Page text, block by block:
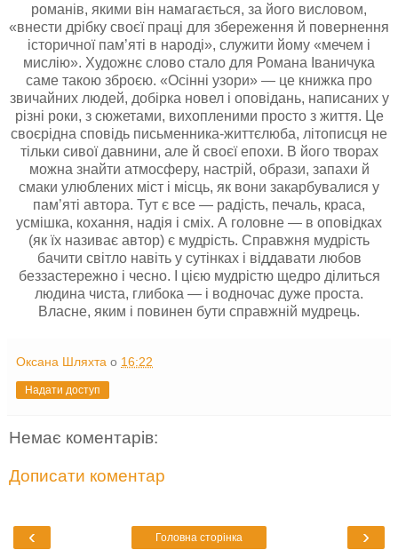
рома­нів, якими він намагається, за його висловом,
«внести дрібку своєї праці для збереження й повернення
історичної пам’яті в народі», служити йому «мечем і
мислію». Художнє слово стало для Романа Іваничука
саме такою зброєю. «Осінні узори» — це книжка про
звичайних людей, добірка новел і оповідань, написаних у
різні роки, з сюжетами, вихопленими просто з життя. Це
своєрідна сповідь письменника-життєлюба, літописця не
тільки сивої давнини, але й своєї епохи. В його творах
можна знайти атмосферу, настрій, образи, запахи й
смаки улюблених міст і місць, як вони закарбувалися у
пам’яті автора. Тут є все — радість, печаль, краса,
усмішка, кохання, надія і сміх. А головне — в оповідках
(як їх називає автор) є мудрість. Справжня мудрість
бачити світло навіть у сутінках і віддавати любов
беззастережно і чесно. І цією мудрістю щедро ділиться
людина чиста, глибока — і водночас дуже проста.
Власне, яким і повинен бути справжній мудрець.
Оксана Шляхта о 16:22
Надати доступ
Немає коментарів:
Дописати коментар
‹ ›
Головна сторінка